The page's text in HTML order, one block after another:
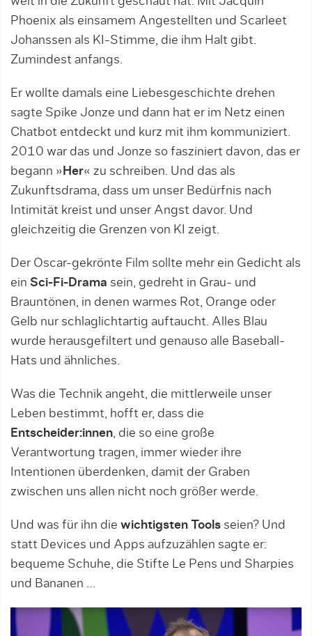
Phoenix als einsamem Angestellten und Scarleet
Johanssen als KI-Stimme, die ihm Halt gibt.
Zumindest anfangs.
Er wollte damals eine Liebesgeschichte drehen
sagte Spike Jonze und dann hat er im Netz einen
Chatbot entdeckt und kurz mit ihm kommuniziert.
2010 war das und Jonze so fasziniert davon, das er
begann » Her« zu schreiben. Und das als
Zukunftsdrama, dass um unser Bedürfnis nach
Intimität kreist und unser Angst davor. Und
gleichzeitig die Grenzen von KI zeigt.
Der Oscar-gekrönte Film sollte mehr ein Gedicht als
ein Sci-Fi-Drama sein, gedreht in Grau- und
Brauntönen, in denen warmes Rot, Orange oder
Gelb nur schlaglichtartig auftaucht. Alles Blau
wurde herausgefiltert und genauso alle Baseball-
Hats und ähnliches.
Was die Technik angeht, die mittlerweile unser
Leben bestimmt, hofft er, dass die
Entscheider:innen, die so eine große
Verantwortung tragen, immer wieder ihre
Intentionen überdenken, damit der Graben
zwischen uns allen nicht noch größer werde.
Und was für ihn die wichtigsten Tools seien? Und
statt Devices und Apps aufzuzählen sagte er:
bequeme Schuhe, die Stifte Le Pens und Sharpies
und Bananen …